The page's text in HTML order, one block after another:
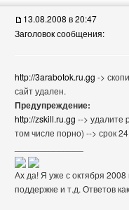
профиль
13.08.2008 в 20:47
Заголовок сообщения:
http://3arabotok.ru.gg ->
сайт удален.
Предупреждение:
http://zskill.ru.gg --> удалите
том числе порно) --> срок
Ах да! Я уже с октября
поддержке и т.д. Ответов